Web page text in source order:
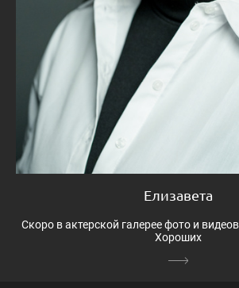
Елизавета
Скоро в актерской галерее фото и
Хороших